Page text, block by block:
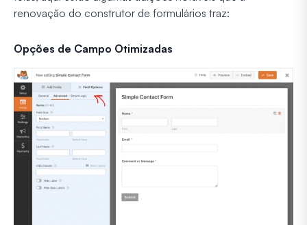
renovação do construtor de formulários traz:
Opções de Campo Otimizadas